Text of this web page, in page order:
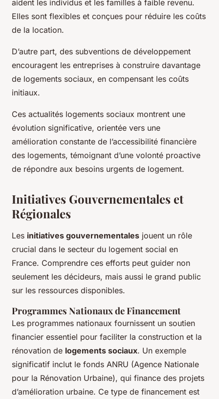
aident les individus et les familles à faible revenu.
Elles sont flexibles et conçues pour réduire les coûts
de la location.
D’autre part, des subventions de développement
encouragent les entreprises à construire davantage
de logements sociaux, en compensant les coûts
initiaux.
Ces actualités logements sociaux montrent une
évolution significative, orientée vers une
amélioration constante de l’accessibilité financière
des logements, témoignant d’une volonté proactive
de répondre aux besoins urgents de logement.
Initiatives Gouvernementales et
Régionales
Les initiatives gouvernementales jouent un rôle
crucial dans le secteur du logement social en
France. Comprendre ces efforts peut guider non
seulement les décideurs, mais aussi le grand public
sur les ressources disponibles.
Programmes Nationaux de Financement
Les programmes nationaux fournissent un soutien
financier essentiel pour faciliter la construction et la
rénovation de logements sociaux. Un exemple
significatif inclut le fonds ANRU (Agence Nationale
pour la Rénovation Urbaine), qui finance des projets
d’amélioration urbaine. Ce type de financement est